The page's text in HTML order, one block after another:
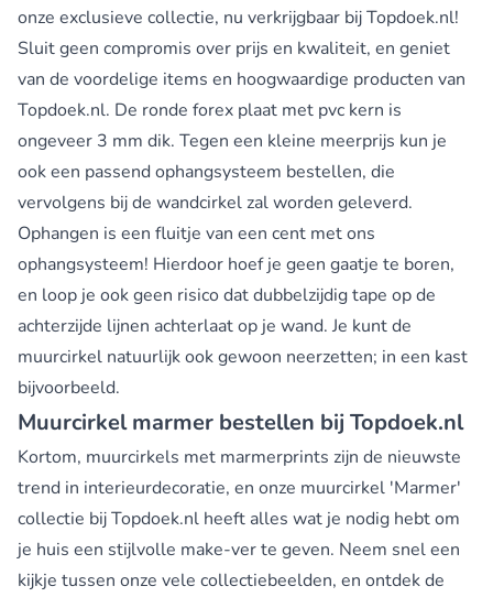
onze exclusieve collectie, nu verkrijgbaar bij Topdoek.nl!
Sluit geen compromis over prijs en kwaliteit, en geniet
van de voordelige items en hoogwaardige producten van
Topdoek.nl. De ronde forex plaat met pvc kern is
ongeveer 3 mm dik. Tegen een kleine meerprijs kun je
ook een passend ophangsysteem bestellen, die
vervolgens bij de wandcirkel zal worden geleverd.
Ophangen is een fluitje van een cent met ons
ophangsysteem! Hierdoor hoef je geen gaatje te boren,
en loop je ook geen risico dat dubbelzijdig tape op de
achterzijde lijnen achterlaat op je wand. Je kunt de
muurcirkel natuurlijk ook gewoon neerzetten; in een kast
bijvoorbeeld.
Muurcirkel marmer bestellen bij Topdoek.nl
Kortom, muurcirkels met marmerprints zijn de nieuwste
trend in interieurdecoratie, en onze muurcirkel 'Marmer'
collectie bij Topdoek.nl heeft alles wat je nodig hebt om
je huis een stijlvolle make-ver te geven. Neem snel een
kijkje tussen onze vele collectiebeelden, en ontdek de